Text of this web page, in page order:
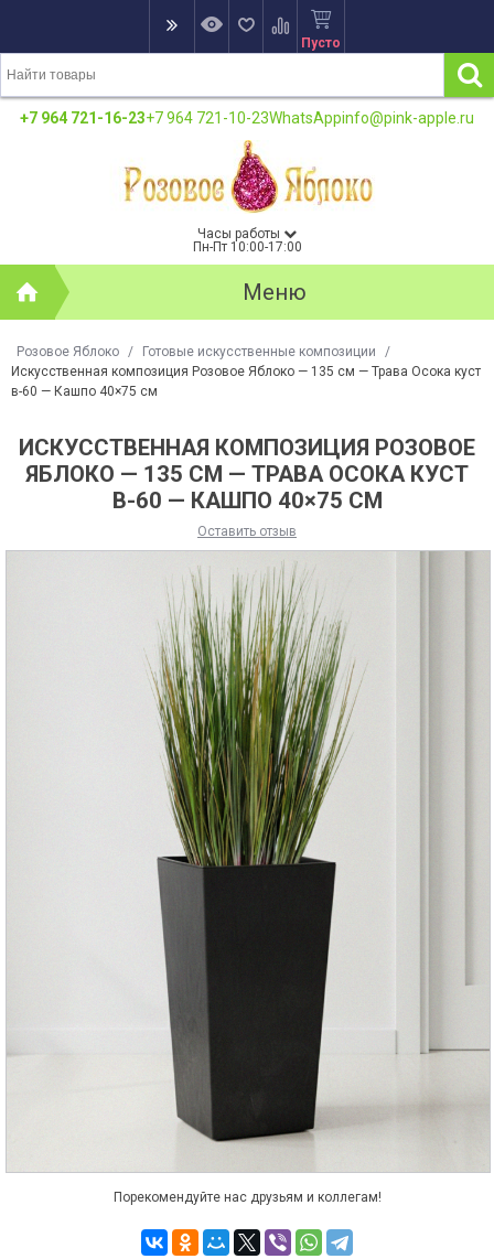
Пусто
+7 964 721-16-23+7 964 721-10-23WhatsAppinfo@pink-apple.ru
Часы работы
Пн-Пт 10:00-17:00
Меню
Розовое Яблоко / Готовые искусственные композиции
/
Искусственная композиция Розовое Яблоко — 135 см — Трава Осока куст
в-60 — Кашпо 40×75 см
ИСКУССТВЕННАЯ КОМПОЗИЦИЯ РОЗОВОЕ
ЯБЛОКО — 135 СМ — ТРАВА ОСОКА КУСТ
В-60 — КАШПО 40×75 СМ
Оставить отзыв
Порекомендуйте нас друзьям и коллегам!